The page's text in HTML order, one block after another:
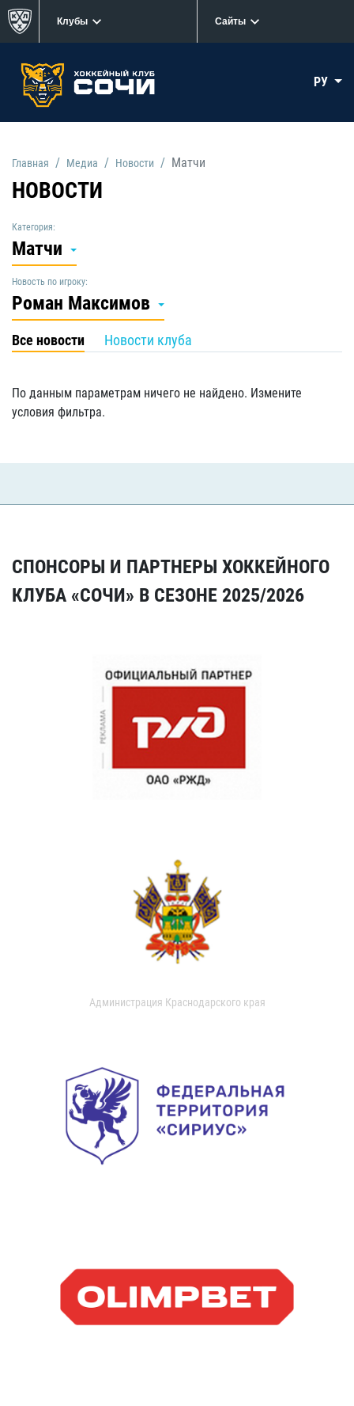
Клубы Сайты
РУ
Главная Медиа Новости Матчи
НОВОСТИ
Категория:
Матчи
Новость по игроку:
Роман Максимов
Все новости Новости клуба
По данным параметрам ничего не найдено. Измените
условия фильтра.
СПОНСОРЫ И ПАРТНЕРЫ ХОККЕЙНОГО
КЛУБА «СОЧИ» В СЕЗОНЕ 2025/2026
Администрация Краснодарского края